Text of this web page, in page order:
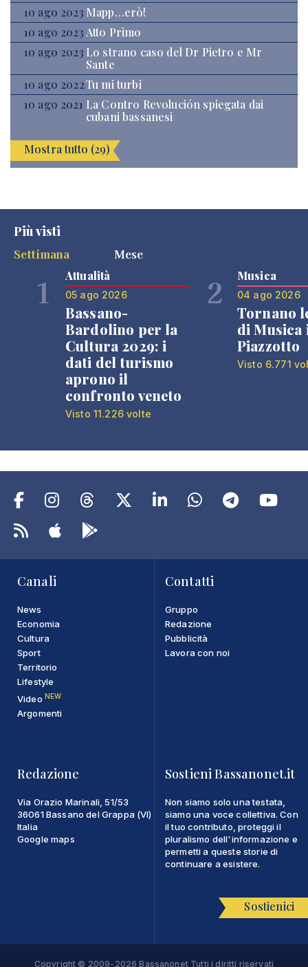
10 ago 2023 Mapp…erò!
10 ago 2023 Atto Primo
10 ago 2023 Lo strano caso del Dr Pietro e Mr
Sante
10 ago 2022Tu mi turbi
10 ago 2021 La Contro Revolución spiegata dai
cubani bassanesi
Mostra tutto (29)
Più visti
Settimana
Mese
1 Attualità
05 ago 2026
Bassano-
Bardolino per la
Cultura 2029: i
dati del turismo
aprono il
confronto veneto
Visto 11.226 volte
2 Musica
04 ago 2026
Tornano
di Musica
Piazzotto
Visto 6.771
Canali
News
Economia
Cultura
Sport
Territorio
Lifestyle
Video NEW
Argomenti
Contatti
Gruppo
Redazione
Pubblicità
Lavora con noi
Redazione
Via Orazio Marinali, 51/53
36061 Bassano del Grappa (VI)
Italia
Google maps
Sostieni Bassanonet.it
Non siamo solo una testata,
siamo una voce collettiva. Con
il tuo contributo, proteggi il
pluralismo dell'informazione e
permetti a queste storie di
continuare a esistere.
Sostienici
Copyright © 2009-2026 Bassanonet Tutti i diritti riservati